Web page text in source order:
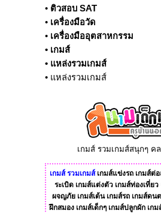
• ติวสอบ SAT
• เครื่องมือวัด
• เครื่องมืออุตสาหกรรม
• เกมส์
• แหล่งรวมเกมส์
• แหล่งรวมเกมส์
เกมส์ รวมเกมส์สนุกๆ ค
เกมส์ รวมเกมส์ เกมส์แข่งรถ เกมส์ต่อ
ระเบิด เกมส์แต่งตัว เกมส์ท่องเที่ยว
ผจญภัย เกมส์เต้น เกมส์รถ เกมส์ดน
ฝึกสมอง เกมส์เด็กๆ เกมส์ปลูกผัก เก